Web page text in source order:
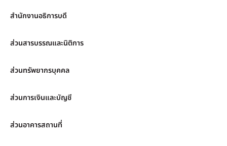
สำนักงานอธิการบดี
ส่วนสารบรรณและนิติการ
ส่วนทรัพยากรบุคคล
ส่วนการเงินและบัญชี
ส่วนอาคารสถานที่